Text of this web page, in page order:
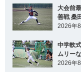
大会前
善戦 桑
2026年
中学軟
ムリー
2026年